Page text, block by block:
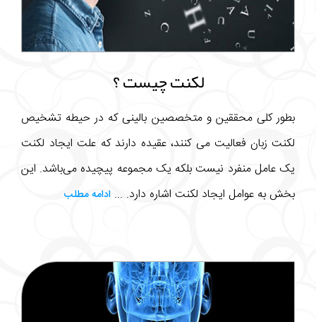
لکنت چیست ؟
بطور کلی محققین و متخصصین بالینی که در حیطه تشخیص
لکنت زبان فعالیت می کنند، عقیده دارند که علت ایجاد لکنت
یک عامل منفرد نیست بلکه یک مجموعه پیچیده می‌باشد. این
بخش به عوامل ایجاد لکنت اشاره دارد. ... ادامه مطلب